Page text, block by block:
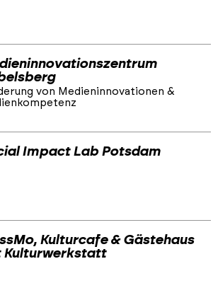
von Medieninnovationen &
Impact Lab Potsdam
Kulturcafe & Gästehaus
Kulturwerkstatt